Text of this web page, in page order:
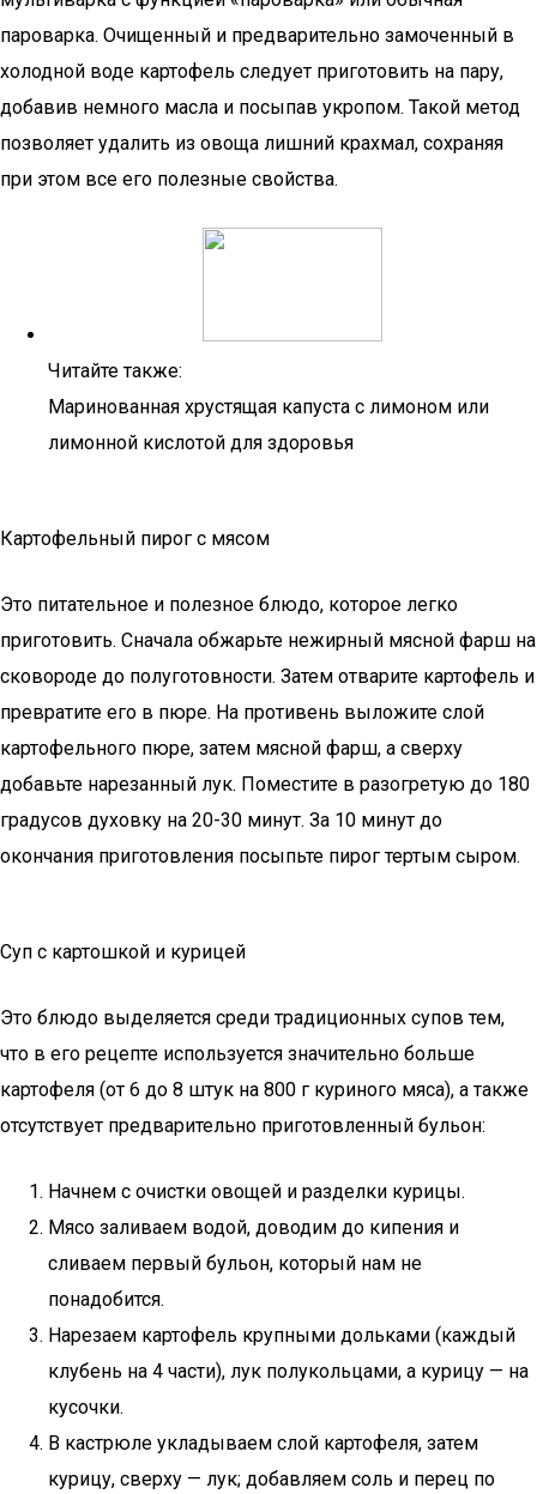
пароварка. Очищенный и предварительно замоченный в
холодной воде картофель следует приготовить на пару,
добавив немного масла и посыпав укропом. Такой метод
позволяет удалить из овоща лишний крахмал, сохраняя
при этом все его полезные свойства.
Читайте также:
Маринованная хрустящая капуста с лимоном или
лимонной кислотой для здоровья
Картофельный пирог с мясом
Это питательное и полезное блюдо, которое легко
приготовить. Сначала обжарьте нежирный мясной фарш на
сковороде до полуготовности. Затем отварите картофель и
превратите его в пюре. На противень выложите слой
картофельного пюре, затем мясной фарш, а сверху
добавьте нарезанный лук. Поместите в разогретую до 180
градусов духовку на 20-30 минут. За 10 минут до
окончания приготовления посыпьте пирог тертым сыром.
Суп с картошкой и курицей
Это блюдо выделяется среди традиционных супов тем,
что в его рецепте используется значительно больше
картофеля (от 6 до 8 штук на 800 г куриного мяса), а также
отсутствует предварительно приготовленный бульон:
Начнем с очистки овощей и разделки курицы.
Мясо заливаем водой, доводим до кипения и
сливаем первый бульон, который нам не
понадобится.
Нарезаем картофель крупными дольками (каждый
клубень на 4 части), лук полукольцами, а курицу — на
кусочки.
В кастрюле укладываем слой картофеля, затем
курицу, сверху — лук; добавляем соль и перец по